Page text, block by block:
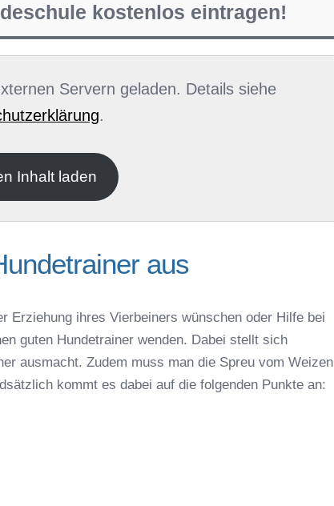
kostenlos eintragen!
Servern geladen. Details siehe
.
Inhalt laden
aus
Erziehung ihres Vierbeiners wünschen oder Hilfe bei
guten Hundetrainer wenden. Dabei stellt sich
ausmacht. Zudem muss man die Spreu vom Weizen
kommt es dabei auf die folgenden Punkte an: